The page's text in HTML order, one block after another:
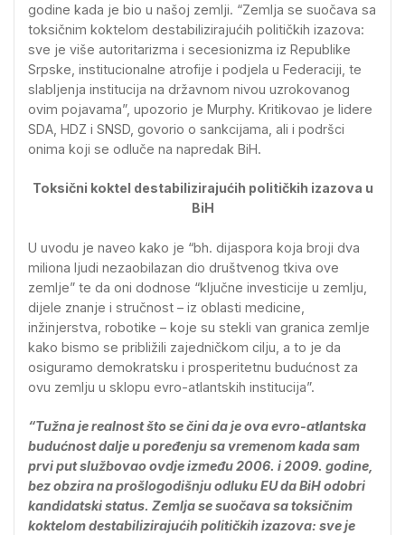
godine kada je bio u našoj zemlji. “Zemlja se suočava sa
toksičnim koktelom destabilizirajućih političkih izazova:
sve je više autoritarizma i secesionizma iz Republike
Srpske, institucionalne atrofije i podjela u Federaciji, te
slabljenja institucija na državnom nivou uzrokovanog
ovim pojavama”, upozorio je Murphy. Kritikovao je lidere
SDA, HDZ i SNSD, govorio o sankcijama, ali i podršci
onima koji se odluče na napredak BiH.
Toksični koktel destabilizirajućih političkih izazova u
BiH
U uvodu je naveo kako je “bh. dijaspora koja broji dva
miliona ljudi nezaobilazan dio društvenog tkiva ove
zemlje” te da oni dodnose “ključne investicije u zemlju,
dijele znanje i stručnost – iz oblasti medicine,
inžinjerstva, robotike – koje su stekli van granica zemlje
kako bismo se približili zajedničkom cilju, a to je da
osiguramo demokratsku i prosperitetnu budućnost za
ovu zemlju u sklopu evro-atlantskih institucija”.
“Tužna je realnost što se čini da je ova evro-atlantska
budućnost dalje u poređenju sa vremenom kada sam
prvi put službovao ovdje između 2006. i 2009. godine,
bez obzira na prošlogodišnju odluku EU da BiH odobri
kandidatski status. Zemlja se suočava sa toksičnim
koktelom destabilizirajućih političkih izazova: sve je